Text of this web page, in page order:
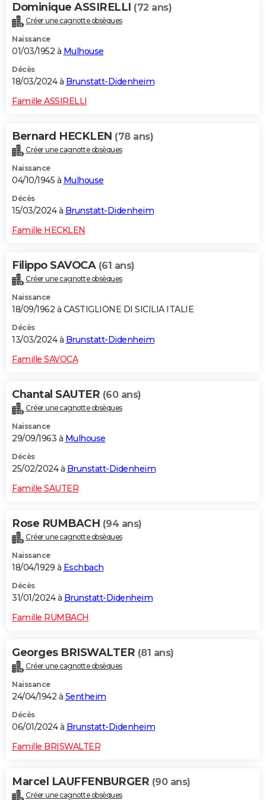
Dominique ASSIRELLI (72 ans)
Créer une cagnotte obsèques
Naissance
01/03/1952 à Mulhouse
Décès
18/03/2024 à Brunstatt-Didenheim
Famille ASSIRELLI
Bernard HECKLEN (78 ans)
Créer une cagnotte obsèques
Naissance
04/10/1945 à Mulhouse
Décès
15/03/2024 à Brunstatt-Didenheim
Famille HECKLEN
Filippo SAVOCA (61 ans)
Créer une cagnotte obsèques
Naissance
18/09/1962 à CASTIGLIONE DI SICILIA ITALIE
Décès
13/03/2024 à Brunstatt-Didenheim
Famille SAVOCA
Chantal SAUTER (60 ans)
Créer une cagnotte obsèques
Naissance
29/09/1963 à Mulhouse
Décès
25/02/2024 à Brunstatt-Didenheim
Famille SAUTER
Rose RUMBACH (94 ans)
Créer une cagnotte obsèques
Naissance
18/04/1929 à Eschbach
Décès
31/01/2024 à Brunstatt-Didenheim
Famille RUMBACH
Georges BRISWALTER (81 ans)
Créer une cagnotte obsèques
Naissance
24/04/1942 à Sentheim
Décès
06/01/2024 à Brunstatt-Didenheim
Famille BRISWALTER
Marcel LAUFFENBURGER (90 ans)
Créer une cagnotte obsèques